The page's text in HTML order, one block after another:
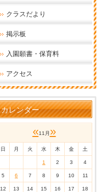
クラスだより
掲示板
入園願書・保育料
アクセス
カレンダー
«11月 »
日 月 火 水 木 金 土
1 2 3 4
5 6 7 8 9 10 11
12 13 14 15 16 17 18